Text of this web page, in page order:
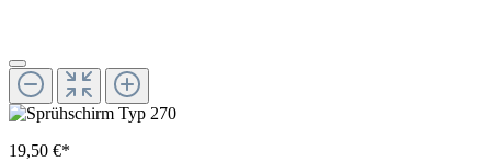
19,50 €*